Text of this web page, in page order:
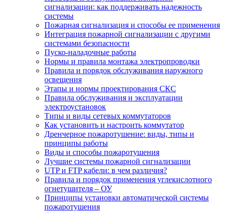
сигнализации: как поддерживать надежность
системы
Пожарная сигнализация и способы ее применения
Интеграция пожарной сигнализации с другими
системами безопасности
Пуско-наладочные работы
Нормы и правила монтажа электропроводки
Правила и порядок обслуживания наружного
освещения
Этапы и нормы проектирования СКС
Правила обслуживания и эксплуатации
электроустановок
Типы и виды сетевых коммутаторов
Как установить и настроить коммутатор
Дренчерное пожаротушение: виды, типы и
принципы работы
Виды и способы пожаротушения
Лучшие системы пожарной сигнализации
UTP и FTP кабели: в чем различия?
Правила и порядок применения углекислотного
огнетушителя – ОУ
Принципы установки автоматической системы
пожаротушения